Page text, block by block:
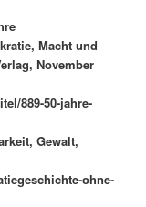
Macht und
November
889-50-jahre-
Gewalt,
ohne-